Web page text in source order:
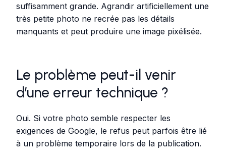
suffisamment grande. Agrandir artificiellement une
très petite photo ne recrée pas les détails
manquants et peut produire une image pixélisée.
Le problème peut-il venir
d’une erreur technique ?
Oui. Si votre photo semble respecter les
exigences de Google, le refus peut parfois être lié
à un problème temporaire lors de la publication.